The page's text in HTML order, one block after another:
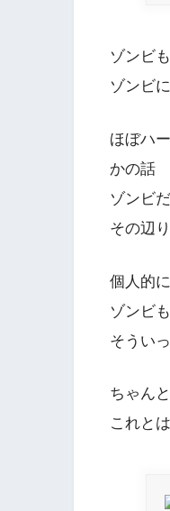
ゾンビも
ゾンビ
ほぼハ
かの話
ゾンビ
その辺
個人的
ゾンビ
そうい
ちゃん
これと